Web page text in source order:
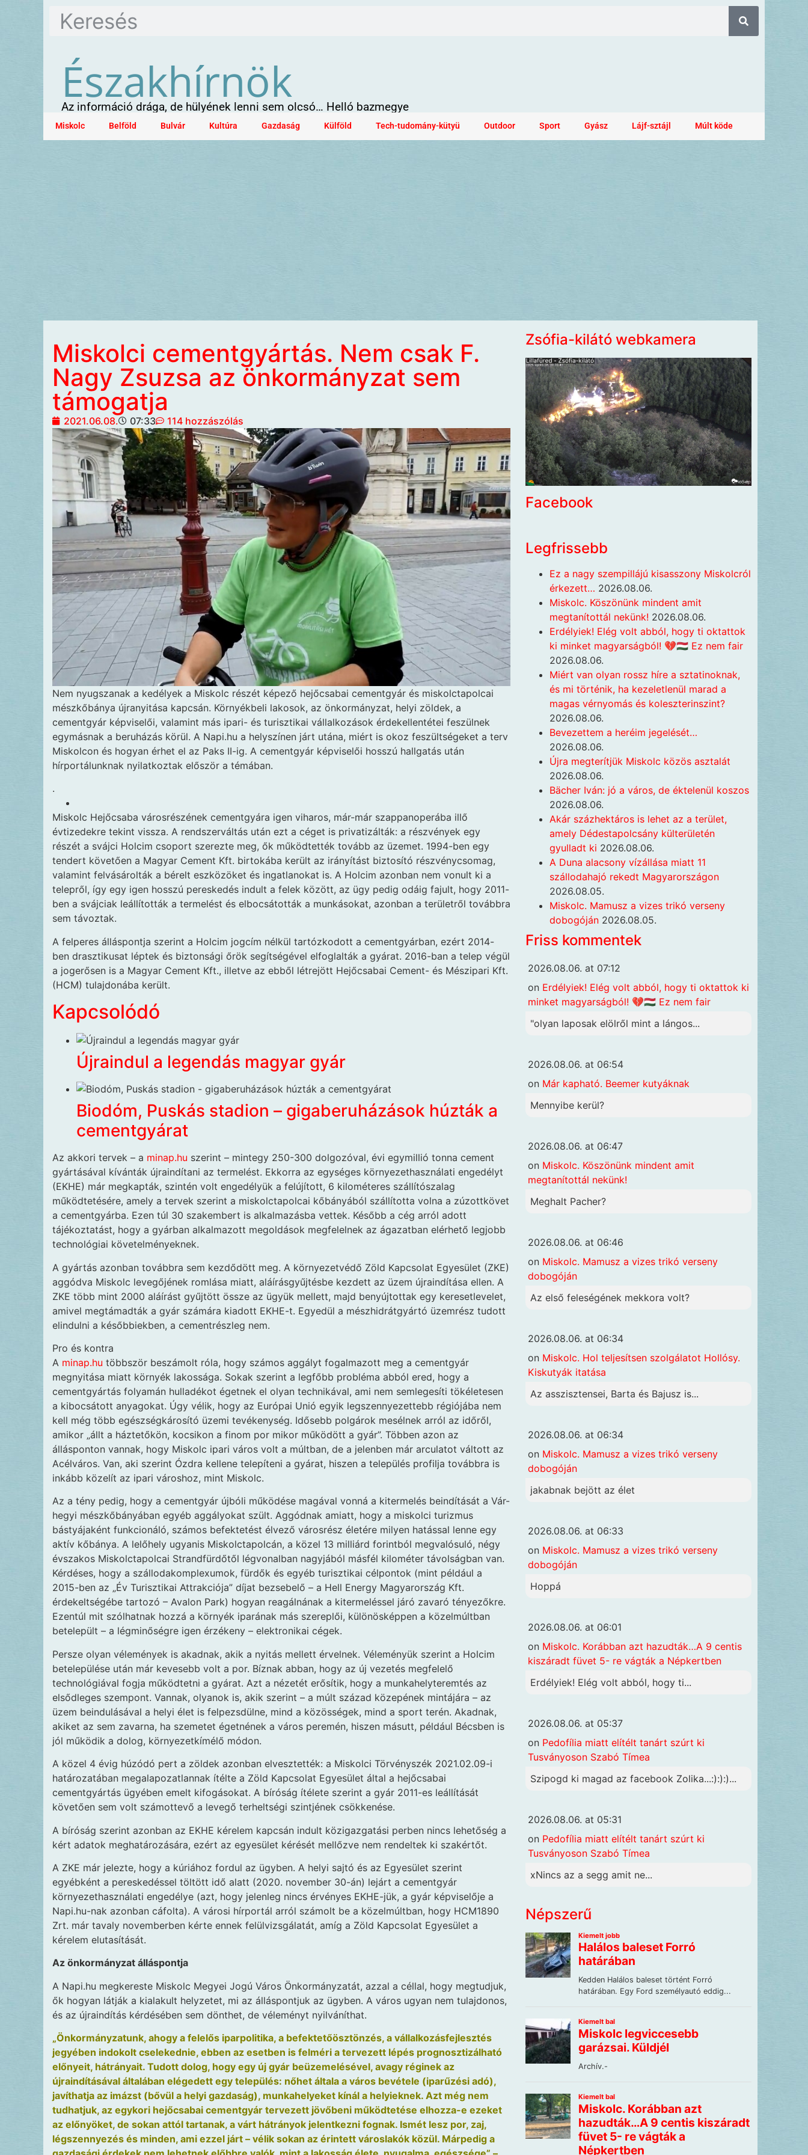
Északhírnök
Az információ drága, de hülyének lenni sem olcsó… Helló bazmegye
Miskolc Belföld Bulvár Kultúra Gazdaság Külföld Tech-tudomány-kütyü Outdoor Sport Gyász Lájf-sztájl Múlt köde
Miskolci cementgyártás. Nem csak F.
Nagy Zsuzsa az önkormányzat sem
támogatja
2021.06.08. 07:33 114 hozzászólás
Nem nyugszanak a kedélyek a Miskolc részét képező hejőcsabai cementgyár és miskolctapolcai
mészkőbánya újranyitása kapcsán. Környékbeli lakosok, az önkormányzat, helyi zöldek, a
cementgyár képviselői, valamint más ipari- és turisztikai vállalkozások érdekellentétei feszülnek
egymásnak a beruházás körül. A Napi.hu a helyszínen járt utána, miért is okoz feszültségeket a terv
Miskolcon és hogyan érhet el az Paks II-ig. A cementgyár képviselői hosszú hallgatás után
hírportálunknak nyilatkoztak először a témában.
.
Miskolc Hejőcsaba városrészének cementgyára igen viharos, már-már szappanoperába illő
évtizedekre tekint vissza. A rendszerváltás után ezt a céget is privatizálták: a részvények egy
részét a svájci Holcim csoport szerezte meg, ők működtették tovább az üzemet. 1994-ben egy
tendert követően a Magyar Cement Kft. birtokába került az irányítást biztosító részvénycsomag,
valamint felvásárolták a bérelt eszközöket és ingatlanokat is. A Holcim azonban nem vonult ki a
telepről, így egy igen hosszú pereskedés indult a felek között, az ügy pedig odáig fajult, hogy 2011-
ben a svájciak leállították a termelést és elbocsátották a munkásokat, azonban a területről továbbra
sem távoztak.
A felperes álláspontja szerint a Holcim jogcím nélkül tartózkodott a cementgyárban, ezért 2014-
ben drasztikusat léptek és biztonsági őrök segítségével elfoglalták a gyárat. 2016-ban a telep végül
a jogerősen is a Magyar Cement Kft., illetve az ebből létrejött Hejőcsabai Cement- és Mészipari Kft.
(HCM) tulajdonába került.
Kapcsolódó
Újraindul a legendás magyar gyár
Biodóm, Puskás stadion – gigaberuházások húzták a
cementgyárat
Az akkori tervek – a minap.hu szerint – mintegy 250-300 dolgozóval, évi egymillió tonna cement
gyártásával kívánták újraindítani az termelést. Ekkorra az egységes környezethasználati engedélyt
(EKHE) már megkapták, szintén volt engedélyük a felújított, 6 kilométeres szállítószalag
működtetésére, amely a tervek szerint a miskolctapolcai kőbányából szállította volna a zúzottkövet
a cementgyárba. Ezen túl 30 szakembert is alkalmazásba vettek. Később a cég arról adott
tájékoztatást, hogy a gyárban alkalmazott megoldások megfelelnek az ágazatban elérhető legjobb
technológiai követelményeknek.
A gyártás azonban továbbra sem kezdődött meg. A környezetvédő Zöld Kapcsolat Egyesület (ZKE)
aggódva Miskolc levegőjének romlása miatt, aláírásgyűjtésbe kezdett az üzem újraindítása ellen. A
ZKE több mint 2000 aláírást gyűjtött össze az ügyük mellett, majd benyújtottak egy keresetlevelet,
amivel megtámadták a gyár számára kiadott EKHE-t. Egyedül a mészhidrátgyártó üzemrész tudott
elindulni a későbbiekben, a cementrészleg nem.
Pro és kontra
A minap.hu többször beszámolt róla, hogy számos aggályt fogalmazott meg a cementgyár
megnyitása miatt környék lakossága. Sokak szerint a legfőbb probléma abból ered, hogy a
cementgyártás folyamán hulladékot égetnek el olyan technikával, ami nem semlegesíti tökéletesen
a kibocsátott anyagokat. Úgy vélik, hogy az Európai Unió egyik legszennyezettebb régiójába nem
kell még több egészségkárosító üzemi tevékenység. Idősebb polgárok mesélnek arról az időről,
amikor „állt a háztetőkön, kocsikon a finom por mikor működött a gyár”. Többen azon az
állásponton vannak, hogy Miskolc ipari város volt a múltban, de a jelenben már arculatot váltott az
Acélváros. Van, aki szerint Ózdra kellene telepíteni a gyárat, hiszen a település profilja továbbra is
inkább közelít az ipari városhoz, mint Miskolc.
Az a tény pedig, hogy a cementgyár újbóli működése magával vonná a kitermelés beindítását a Vár-
hegyi mészkőbányában egyéb aggályokat szült. Aggódnak amiatt, hogy a miskolci turizmus
bástyájaként funkcionáló, számos befektetést élvező városrész életére milyen hatással lenne egy
aktív kőbánya. A lelőhely ugyanis Miskolctapolcán, a közel 13 milliárd forintból megvalósuló, négy
évszakos Miskolctapolcai Strandfürdőtől légvonalban nagyjából másfél kilométer távolságban van.
Kérdéses, hogy a szállodakomplexumok, fürdők és egyéb turisztikai célpontok (mint például a
2015-ben az „Év Turisztikai Attrakciója” díjat bezsebelő – a Hell Energy Magyarország Kft.
érdekeltségébe tartozó – Avalon Park) hogyan reagálnának a kitermeléssel járó zavaró tényezőkre.
Ezentúl mit szólhatnak hozzá a környék iparának más szereplői, különösképpen a közelmúltban
betelepült – a légminőségre igen érzékeny – elektronikai cégek.
Persze olyan vélemények is akadnak, akik a nyitás mellett érvelnek. Véleményük szerint a Holcim
betelepülése után már kevesebb volt a por. Bíznak abban, hogy az új vezetés megfelelő
technológiával fogja működtetni a gyárat. Azt a nézetét erősítik, hogy a munkahelyteremtés az
elsődleges szempont. Vannak, olyanok is, akik szerint – a múlt század közepének mintájára – az
üzem beindulásával a helyi élet is felpezsdülne, mind a közösségek, mind a sport terén. Akadnak,
akiket az sem zavarna, ha szemetet égetnének a város peremén, hiszen másutt, például Bécsben is
jól működik a dolog, környezetkímélő módon.
A közel 4 évig húzódó pert a zöldek azonban elvesztették: a Miskolci Törvényszék 2021.02.09-i
határozatában megalapozatlannak ítélte a Zöld Kapcsolat Egyesület által a hejőcsabai
cementgyártás ügyében emelt kifogásokat. A bíróság ítélete szerint a gyár 2011-es leállítását
követően sem volt számottevő a levegő terheltségi szintjének csökkenése.
A bíróság szerint azonban az EKHE kérelem kapcsán indult közigazgatási perben nincs lehetőség a
kért adatok meghatározására, ezért az egyesület kérését mellőzve nem rendeltek ki szakértőt.
A ZKE már jelezte, hogy a kúriához fordul az ügyben. A helyi sajtó és az Egyesület szerint
egyébként a pereskedéssel töltött idő alatt (2020. november 30-án) lejárt a cementgyár
környezethasználati engedélye (azt, hogy jelenleg nincs érvényes EKHE-jük, a gyár képviselője a
Napi.hu-nak azonban cáfolta). A városi hírportál arról számolt be a közelmúltban, hogy HCM1890
Zrt. már tavaly novemberben kérte ennek felülvizsgálatát, amíg a Zöld Kapcsolat Egyesület a
kérelem elutasítását.
Az önkormányzat álláspontja
A Napi.hu megkereste Miskolc Megyei Jogú Város Önkormányzatát, azzal a céllal, hogy megtudjuk,
ők hogyan látják a kialakult helyzetet, mi az álláspontjuk az ügyben. A város ugyan nem tulajdonos,
és az újraindítás kérdésében sem dönthet, de véleményt nyilváníthat.
„Önkormányzatunk, ahogy a felelős iparpolitika, a befektetőösztönzés, a vállalkozásfejlesztés
jegyében indokolt cselekednie, ebben az esetben is felméri a tervezett lépés prognosztizálható
előnyeit, hátrányait. Tudott dolog, hogy egy új gyár beüzemelésével, avagy réginek az
újraindításával általában elégedett egy település: nőhet általa a város bevétele (iparűzési adó),
javíthatja az imázst (bővül a helyi gazdaság), munkahelyeket kínál a helyieknek. Azt még nem
tudhatjuk, az egykori hejőcsabai cementgyár tervezett jövőbeni működtetése elhozza-e ezeket
az előnyöket, de sokan attól tartanak, a várt hátrányok jelentkezni fognak. Ismét lesz por, zaj,
légszennyezés és minden, ami ezzel járt – vélik sokan az érintett városlakók közül. Márpedig a
Zsófia-kilátó webkamera
Facebook
Legfrissebb
Ez a nagy szempillájú kisasszony Miskolcról
érkezett… 2026.08.06.
Miskolc. Köszönünk mindent amit
megtanítottál nekünk! 2026.08.06.
Erdélyiek! Elég volt abból, hogy ti oktattok
ki minket magyarságból! 💔🇭🇺 Ez nem fair
2026.08.06.
Miért van olyan rossz híre a sztatinoknak,
és mi történik, ha kezeletlenül marad a
magas vérnyomás és koleszterinszint?
2026.08.06.
Bevezettem a heréim jegelését…
2026.08.06.
Újra megterítjük Miskolc közös asztalát
2026.08.06.
Bächer Iván: jó a város, de éktelenül koszos
2026.08.06.
Akár százhektáros is lehet az a terület,
amely Dédestapolcsány külterületén
gyulladt ki 2026.08.06.
A Duna alacsony vízállása miatt 11
szállodahajó rekedt Magyarországon
2026.08.05.
Miskolc. Mamusz a vizes trikó verseny
dobogóján 2026.08.05.
Friss kommentek
2026.08.06. at 07:12
on Erdélyiek! Elég volt abból, hogy ti oktattok ki
minket magyarságból! 💔🇭🇺 Ez nem fair
"olyan laposak elölről mint a lángos...
2026.08.06. at 06:54
on Már kapható. Beemer kutyáknak
Mennyibe kerül?
2026.08.06. at 06:47
on Miskolc. Köszönünk mindent amit
megtanítottál nekünk!
Meghalt Pacher?
2026.08.06. at 06:46
on Miskolc. Mamusz a vizes trikó verseny
dobogóján
Az első feleségének mekkora volt?
2026.08.06. at 06:34
on Miskolc. Hol teljesítsen szolgálatot Hollósy.
Kiskutyák itatása
Az asszisztensei, Barta és Bajusz is...
2026.08.06. at 06:34
on Miskolc. Mamusz a vizes trikó verseny
dobogóján
jakabnak bejött az élet
2026.08.06. at 06:33
on Miskolc. Mamusz a vizes trikó verseny
dobogóján
Hoppá
2026.08.06. at 06:01
on Miskolc. Korábban azt hazudták…A 9 centis
kiszáradt füvet 5- re vágták a Népkertben
Erdélyiek! Elég volt abból, hogy ti...
2026.08.06. at 05:37
on Pedofília miatt elítélt tanárt szúrt ki
Tusványoson Szabó Tímea
Szipogd ki magad az facebook Zolika...:):):)...
2026.08.06. at 05:31
on Pedofília miatt elítélt tanárt szúrt ki
Tusványoson Szabó Tímea
xNincs az a segg amit ne...
Népszerű